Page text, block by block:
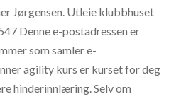
Jørgensen. Utleie klubbhuset
Denne e-postadressen er
som samler e-
agility kurs er kurset for deg
hinderinnlæring. Selv om